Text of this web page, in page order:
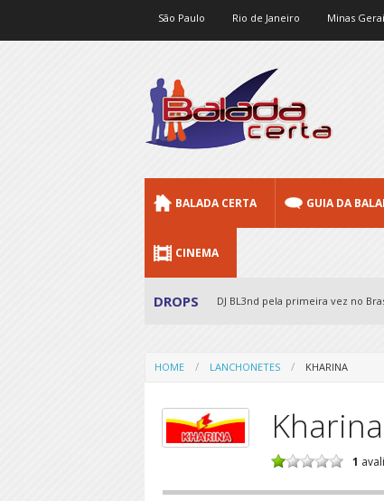
São Paulo Rio de Janeiro Minas
BALADA CERTA GUIA DA
CINEMA
DROPS DJ BL3nd pela primeira vez no
HOME LANCHONETES KHARINA
Kharina
1